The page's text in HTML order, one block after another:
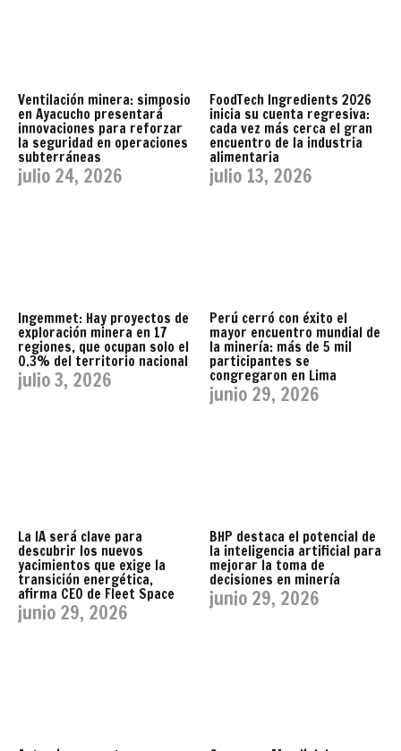
Ventilación minera: simposio
en Ayacucho presentará
innovaciones para reforzar
la seguridad en operaciones
subterráneas
julio 24, 2026
FoodTech Ingredients 2026
inicia su cuenta regresiva:
cada vez más cerca el gran
encuentro de la industria
alimentaria
julio 13, 2026
Ingemmet: Hay proyectos de
exploración minera en 17
regiones, que ocupan solo el
0.3% del territorio nacional
julio 3, 2026
Perú cerró con éxito el
mayor encuentro mundial de
la minería: más de 5 mil
participantes se
congregaron en Lima
junio 29, 2026
La IA será clave para
descubrir los nuevos
yacimientos que exige la
transición energética,
afirma CEO de Fleet Space
junio 29, 2026
BHP destaca el potencial de
la inteligencia artificial para
mejorar la toma de
decisiones en minería
junio 29, 2026